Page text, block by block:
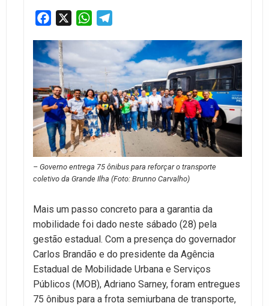
Facebook WhatsApp
– Governo entrega 75 ônibus para reforçar o transporte
coletivo da Grande Ilha (Foto: Brunno Carvalho)
Mais um passo concreto para a garantia da
mobilidade foi dado neste sábado (28) pela
gestão estadual. Com a presença do governador
Carlos Brandão e do presidente da Agência
Estadual de Mobilidade Urbana e Serviços
Públicos (MOB), Adriano Sarney, foram entregues
75 ônibus para a frota semiurbana de transporte,